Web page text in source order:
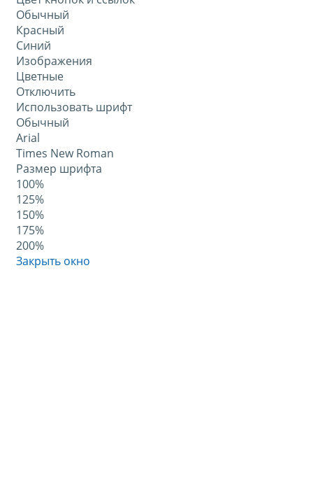
Обычный
Красный
Синий
Изображения
Цветные
Отключить
Использовать шрифт
Обычный
Arial
Times New Roman
Размер шрифта
100%
125%
150%
175%
200%
Закрыть окно